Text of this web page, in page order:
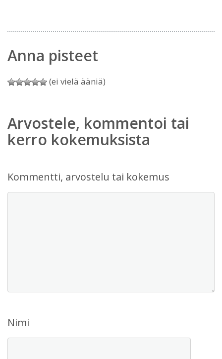
Anna pisteet
(ei vielä ääniä)
Arvostele, kommentoi tai
kerro kokemuksista
Kommentti, arvostelu tai kokemus
Nimi